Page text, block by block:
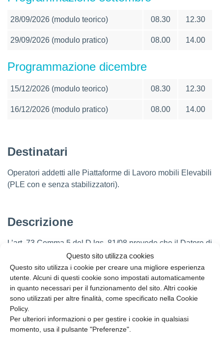
Questo sito utilizza cookies
Questo sito utilizza i cookie per creare una migliore esperienza
utente. Alcuni di questi cookie sono impostati automaticamente
in quanto necessari per il funzionamento del sito. Altri cookie
sono utilizzati per altre finalità, come specificato nella Cookie
Policy.
Per ulteriori informazioni o per gestire i cookie in qualsiasi
momento, usa il pulsante "Preferenze".
28/09/2026 (modulo teorico) 08.30 12.30
29/09/2026 (modulo pratico) 08.00 14.00
Programmazione dicembre
15/12/2026 (modulo teorico) 08.30 12.30
16/12/2026 (modulo pratico) 08.00 14.00
Destinatari
Operatori addetti alle Piattaforme di Lavoro mobili Elevabili
(PLE con e senza stabilizzatori).
Descrizione
L’art. 73 Comma 5 del D.lgs. 81/08 prevede che il Datore di
lavoro provveda affinché i lavoratori incaricati dell’uso
delle attrezzature di lavoro che richiedono conoscenze e
responsabilità particolari ricevano una formazione,
informazione ed addestramento adeguati e specifici, tali da
consentire l’utilizzo delle attrezzature in modo idoneo e
sicuro, anche in relazione ai rischi che possano essere
causati ad altre persone. Il corso assolve agli obblighi